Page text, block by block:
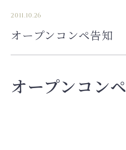
2011.10.26
オープンコンペ告知
オープンコンペ